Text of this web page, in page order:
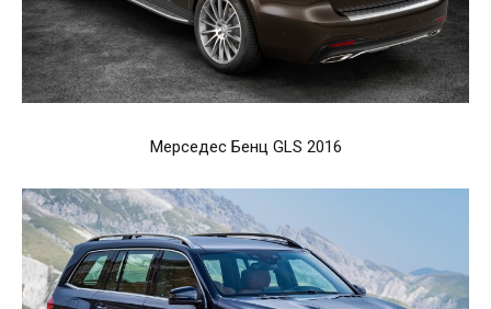
Мерседес Бенц GLS 2016